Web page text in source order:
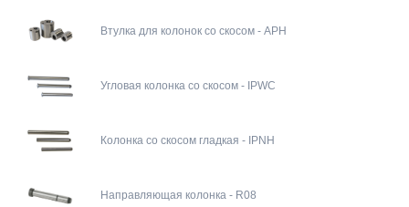
Втулка для колонок со скосом - APH
Угловая колонка со скосом - IPWC
Колонка со скосом гладкая - IPNH
Направляющая колонка - R08